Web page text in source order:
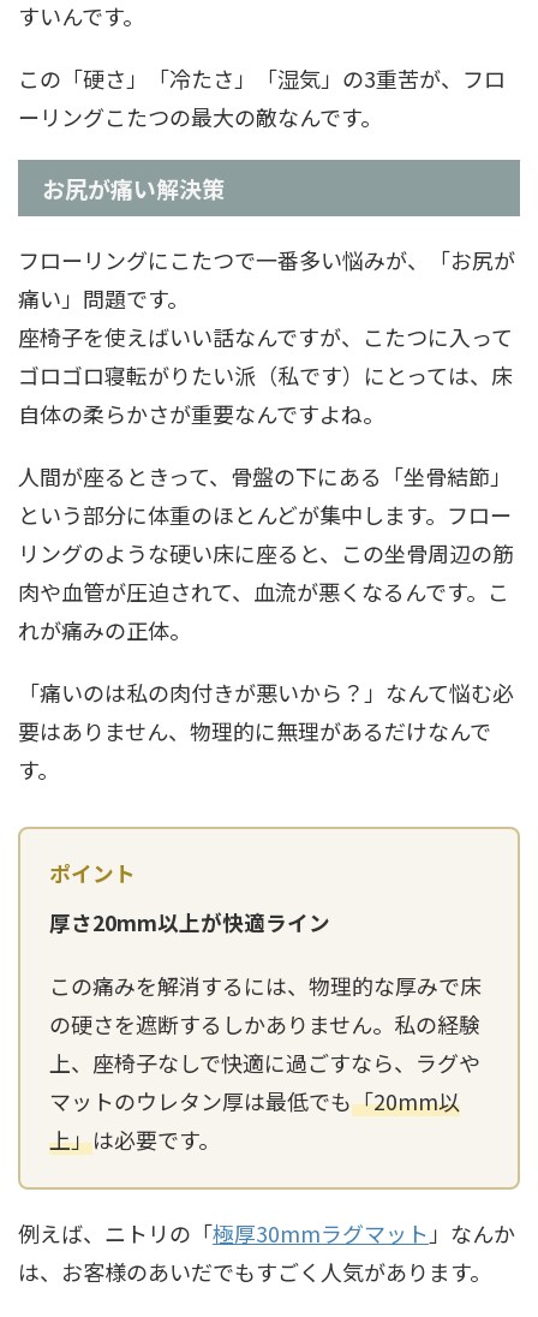
すいんです。
この「硬さ」「冷たさ」「湿気」の3重苦が、フロ
ーリングこたつの最大の敵なんです。
お尻が痛い解決策
フローリングにこたつで一番多い悩みが、「お尻が
痛い」問題です。
座椅子を使えばいい話なんですが、こたつに入って
ゴロゴロ寝転がりたい派（私です）にとっては、床
自体の柔らかさが重要なんですよね。
人間が座るときって、骨盤の下にある「坐骨結節」
という部分に体重のほとんどが集中します。フロー
リングのような硬い床に座ると、この坐骨周辺の筋
肉や血管が圧迫されて、血流が悪くなるんです。こ
れが痛みの正体。
「痛いのは私の肉付きが悪いから？」なんて悩む必
要はありません、物理的に無理があるだけなんで
す。
厚さ20mm以上が快適ライン
この痛みを解消するには、物理的な厚みで床
の硬さを遮断するしかありません。私の経験
上、座椅子なしで快適に過ごすなら、ラグや
マットのウレタン厚は最低でも「20mm以
上」は必要です。
例えば、ニトリの「極厚30mmラグマット 」なんか
は、お客様のあいだでもすごく人気があります。